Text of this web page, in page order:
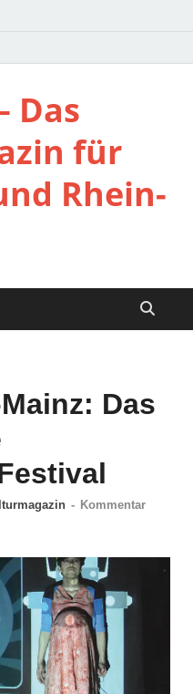
Das
für
Rhein-
Das
- Kommentar